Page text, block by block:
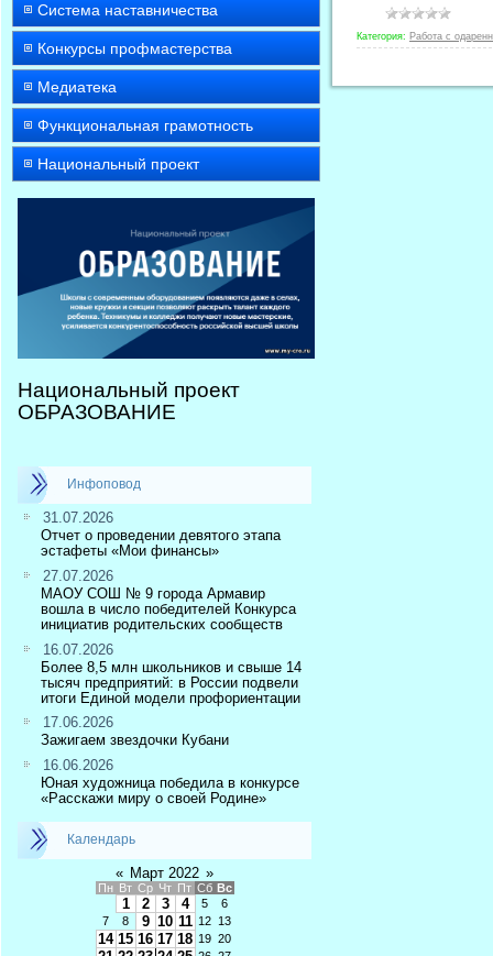
Система наставничества
Конкурсы профмастерства
Медиатека
Функциональная грамотность
Национальный проект
Национальный проект
ОБРАЗОВАНИЕ
Инфоповод
31.07.2026
Отчет о проведении девятого этапа
эстафеты «Мои финансы»
27.07.2026
МАОУ СОШ № 9 города Армавир
вошла в число победителей Конкурса
инициатив родительских сообществ
16.07.2026
Более 8,5 млн школьников и свыше 14
тысяч предприятий: в России подвели
итоги Единой модели профориентации
17.06.2026
Зажигаем звездочки Кубани
16.06.2026
Юная художница победила в конкурсе
«Расскажи миру о своей Родине»
Календарь
« Март 2022 »
Пн Вт Ср Чт Пт Сб Вс
1 2 3 4 5
6
7
8 9 10 11 12 13
14 15 16 17 18 19 20
Категория: Работа с